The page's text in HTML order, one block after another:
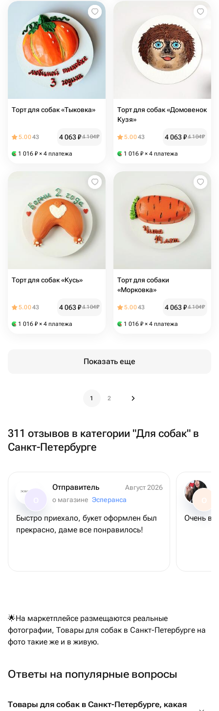
Торт для собак «Тыковка»
5.0043 4 063₽4 104₽
1 016 ₽ × 4 платежа
Торт для собак «Домовенок
Кузя»
5.0043 4 063₽4 104₽
1 016 ₽ × 4 платежа
Торт для собак «Кусь»
5.0043 4 063₽4 104₽
1 016 ₽ × 4 платежа
Торт для собаки
«Морковка»
5.0043 4 063₽4 104₽
1 016 ₽ × 4 платежа
Показать еще
1 2
311 отзывов в категории "Для собак" в
Санкт-Петербурге
Отправитель
Август 2026
о магазине Эсперанса
Быстро приехало, букет оформлен был
прекрасно, даме все понравилось!
О
Очень
🌟На маркетплейсе размещаются реальные
фотографии, Товары для собак в Санкт-Петербурге на
фото такие же и в живую.
Ответы на популярные вопросы
Товары для собак в Санкт-Петербурге, какая